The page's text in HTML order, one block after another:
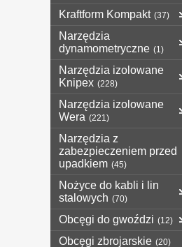
Kraftform Kompakt (37)
Narzędzia
dynamometryczne (1)
Narzędzia izolowane
Knipex (228)
Narzędzia izolowane
Wera (221)
Narzędzia z
zabezpieczeniem przed
upadkiem (45)
Nożyce do kabli i lin
stalowych (70)
Obcęgi do gwoździ (12)
Obcęgi zbrojarskie (20)